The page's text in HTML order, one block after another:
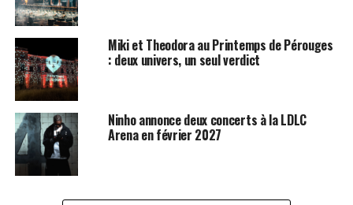
Miki et Theodora au Printemps de Pérouges
: deux univers, un seul verdict
Ninho annonce deux concerts à la LDLC
Arena en février 2027